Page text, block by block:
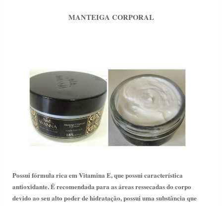
MANTEIGA CORPORAL
Possui fórmula rica em Vitamina E, que possui característica
antioxidante. É recomendada para as áreas ressecadas do corpo
devido ao seu alto poder de hidratação, possui uma substância que